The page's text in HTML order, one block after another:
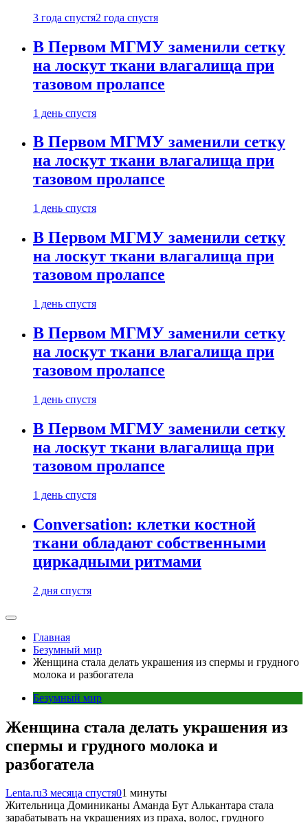
3 года спустя2 года спустя
В Первом МГМУ заменили сетку
на лоскут ткани влагалища при
тазовом пролапсе
1 день спустя
В Первом МГМУ заменили сетку
на лоскут ткани влагалища при
тазовом пролапсе
1 день спустя
В Первом МГМУ заменили сетку
на лоскут ткани влагалища при
тазовом пролапсе
1 день спустя
В Первом МГМУ заменили сетку
на лоскут ткани влагалища при
тазовом пролапсе
1 день спустя
В Первом МГМУ заменили сетку
на лоскут ткани влагалища при
тазовом пролапсе
1 день спустя
Conversation: клетки костной
ткани обладают собственными
циркадными ритмами
2 дня спустя
Главная
Безумный мир
Женщина стала делать украшения из спермы и грудного
молока и разбогатела
Безумный мир
Женщина стала делать украшения из
спермы и грудного молока и
разбогатела
Lenta.ru3 месяца спустя01 минуты
Жительница Доминиканы Аманда Бут Алькантара стала
зарабатывать на украшениях из праха, волос, грудного